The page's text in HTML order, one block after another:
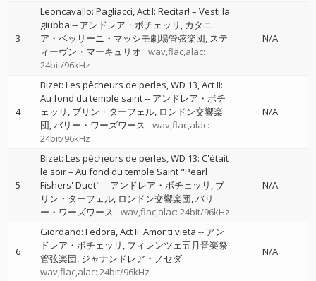
3
Leoncavallo: Pagliacci, Act I: Recitar! – Vesti la
giubba -- アンドレア・ボチェッリ カタニ
ア・ベッリーニ・マッシモ劇場管弦楽団 ステ
ィーヴン・マーキュリオ
wav,flac,alac:
24bit/96kHz
N/A
4
Bizet: Les pêcheurs de perles, WD 13, Act II:
Au fond du temple saint-- アンドレア・ボチ
ェッリ ブリン・ターフェル ロンドン交響楽
団 バリー・ワーズワース
wav,flac,alac:
24bit/96kHz
N/A
5
Bizet: Les pêcheurs de perles, WD 13: C'était
le soir – Au fond du temple Saint "Pearl
Fishers' Duet" -- アンドレア・ボチェッリ ブ
リン・ターフェル ロンドン交響楽団 バリ
ー・ワーズワース
wav,flac,alac: 24bit/96kHz
N/A
6
Giordano: Fedora, Act II: Amor ti vieta -- アン
ドレア・ボチェッリ フィレンツェ五月音楽祭
管弦楽団 ジャナンドレア・ノセダ
wav,flac,alac: 24bit/96kHz
N/A